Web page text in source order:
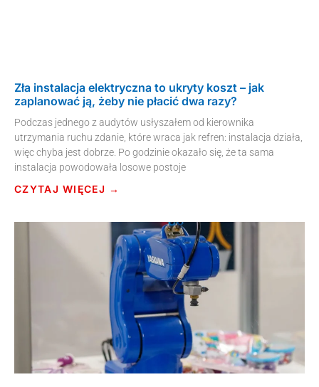
Zła instalacja elektryczna to ukryty koszt – jak
zaplanować ją, żeby nie płacić dwa razy?
Podczas jednego z audytów usłyszałem od kierownika
utrzymania ruchu zdanie, które wraca jak refren: instalacja działa,
więc chyba jest dobrze. Po godzinie okazało się, że ta sama
instalacja powodowała losowe postoje
CZYTAJ WIĘCEJ →